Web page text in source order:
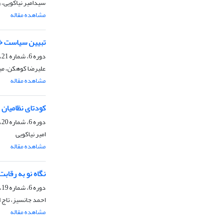
سیدامیر
مشاهده مقاله
تبیین سیاست
دوره 6، شماره 21، پاییز 1395، صفحه
علیرضا کوهکن،
مشاهده مقاله
کودتای
دوره 6، شماره 20، تابستان 1395، صفحه
امیر نیاکویی
مشاهده مقاله
نگاه نو به
دوره 6، شماره 19، بهار 1395، صفحه
احمد جانسیز،
مشاهده مقاله